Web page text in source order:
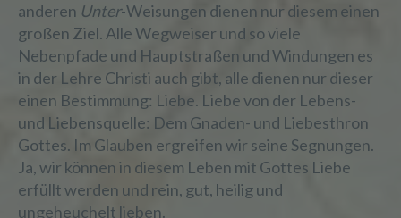
anderen Unter-Weisungen dienen nur diesem einen
großen Ziel. Alle Wegweiser und so viele
Nebenpfade und Hauptstraßen und Windungen es
in der Lehre Christi auch gibt, alle dienen nur dieser
einen Bestimmung: Liebe. Liebe von der Lebens-
und Liebensquelle: Dem Gnaden- und Liebesthron
Gottes. Im Glauben ergreifen wir seine Segnungen.
Ja, wir können in diesem Leben mit Gottes Liebe
erfüllt werden und rein, gut, heilig und
ungeheuchelt lieben.